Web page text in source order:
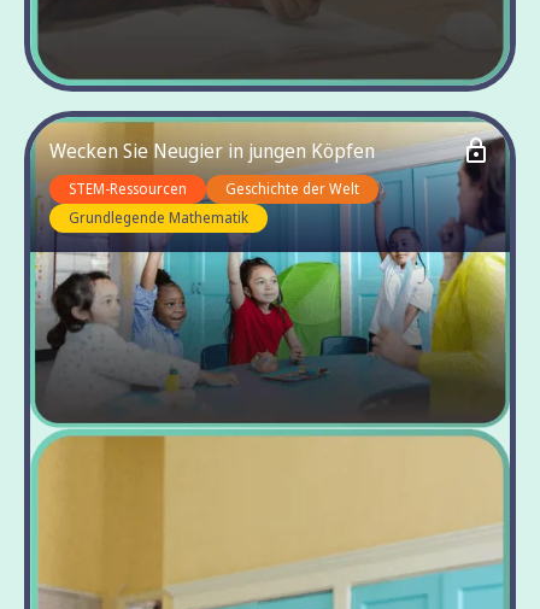
Wecken Sie Neugier in jungen Köpfen
STEM-Ressourcen
Geschichte der Welt
Grundlegende Mathematik